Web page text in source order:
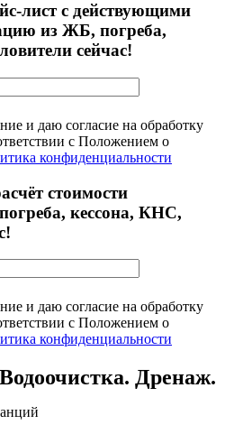
лист с действующими
из ЖБ, погреба,
сейчас!
и даю согласие на обработку
с Положением о
конфиденциальности
стоимости
кессона, КНС,
и даю согласие на обработку
с Положением о
конфиденциальности
Дренаж.